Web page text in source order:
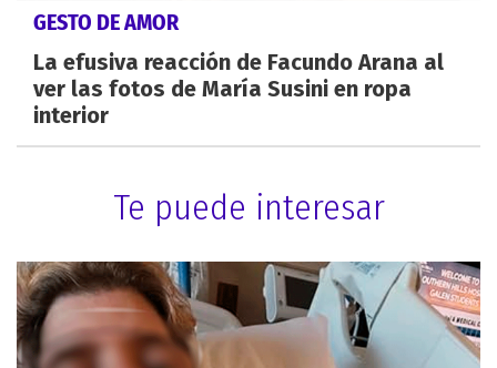
GESTO DE AMOR
La efusiva reacción de Facundo Arana al
ver las fotos de María Susini en ropa
interior
Te puede interesar